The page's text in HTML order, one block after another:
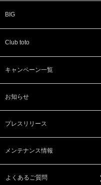
BIG
Club toto
キャンペーン一覧
お知らせ
プレスリリース
メンテナンス情報
よくあるご質問